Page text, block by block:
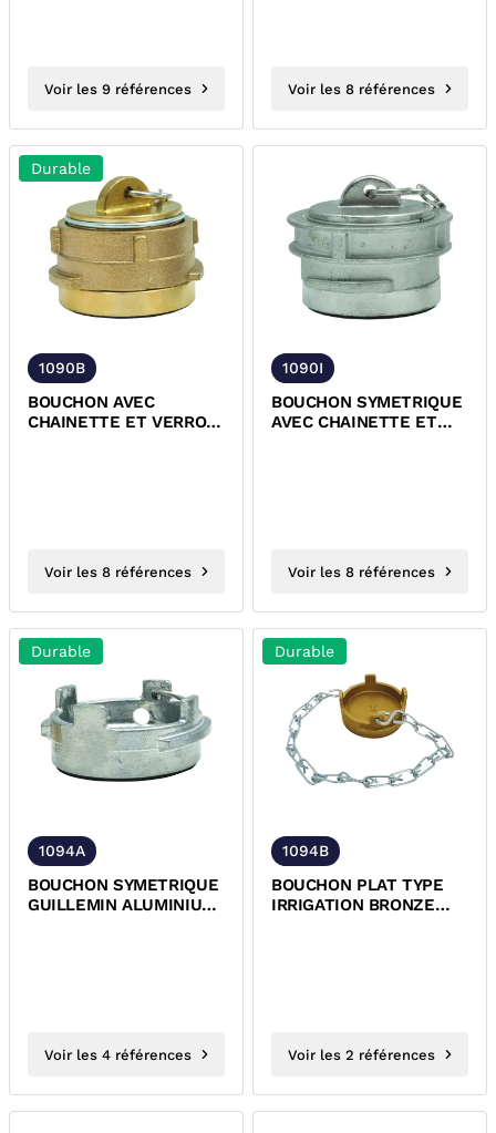
Voir les 9 références Voir les 8 références
Durable
1090B
BOUCHON AVEC
CHAINETTE ET VERROU
Voir les 8 références
1090I
BOUCHON SYMETRIQUE
AVEC CHAINETTE ET
Voir les 8 références
Durable
1094A
BOUCHON SYMETRIQUE
GUILLEMIN ALUMINIUM
Voir les 4 références
Durable
1094B
BOUCHON PLAT TYPE
IRRIGATION BRONZE
Voir les 2 références